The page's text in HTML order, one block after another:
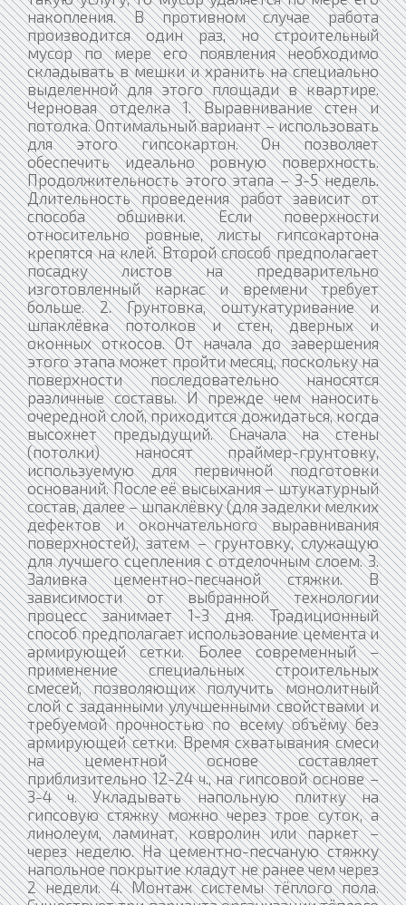
накопления. В противном случае работа
производится один раз, но строительный
мусор по мере его появления необходимо
складывать в мешки и хранить на специально
выделенной для этого площади в квартире.
Черновая отделка 1. Выравнивание стен и
потолка. Оптимальный вариант – использовать
для этого гипсокартон. Он позволяет
обеспечить идеально ровную поверхность.
Продолжительность этого этапа – 3-5 недель.
Длительность проведения работ зависит от
способа обшивки. Если поверхности
относительно ровные, листы гипсокартона
крепятся на клей. Второй способ предполагает
посадку листов на предварительно
изготовленный каркас и времени требует
больше. 2. Грунтовка, оштукатуривание и
шпаклёвка потолков и стен, дверных и
оконных откосов. От начала до завершения
этого этапа может пройти месяц, поскольку на
поверхности последовательно наносятся
различные составы. И прежде чем наносить
очередной слой, приходится дожидаться, когда
высохнет предыдущий. Сначала на стены
(потолки) наносят праймер-грунтовку,
используемую для первичной подготовки
оснований. После её высыхания – штукатурный
состав, далее – шпаклёвку (для заделки мелких
дефектов и окончательного выравнивания
поверхностей), затем – грунтовку, служащую
для лучшего сцепления с отделочным слоем. 3.
Заливка цементно-песчаной стяжки. В
зависимости от выбранной технологии
процесс занимает 1-3 дня. Традиционный
способ предполагает использование цемента и
армирующей сетки. Более современный –
применение специальных строительных
смесей, позволяющих получить монолитный
слой с заданными улучшенными свойствами и
требуемой прочностью по всему объёму без
армирующей сетки. Время схватывания смеси
на цементной основе составляет
приблизительно 12-24 ч., на гипсовой основе –
3-4 ч. Укладывать напольную плитку на
гипсовую стяжку можно через трое суток, а
линолеум, ламинат, ковролин или паркет –
через неделю. На цементно-песчаную стяжку
напольное покрытие кладут не ранее чем через
2 недели. 4. Монтаж системы тёплого пола.